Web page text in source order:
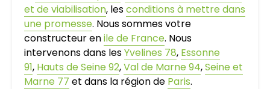
et de viabilisation, lesconditions à mettre dans
une promesse. Nous sommes votre
constructeur enile de France. Nous
intervenons dans lesYvelines 78, Essonne
91, Hauts de Seine 92,Val de Marne 94,Seine et
Marne 77 et dans la région de Paris.